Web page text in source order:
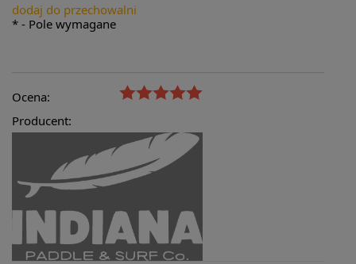
dodaj do przechowalni
* - Pole wymagane
Ocena:
Producent: